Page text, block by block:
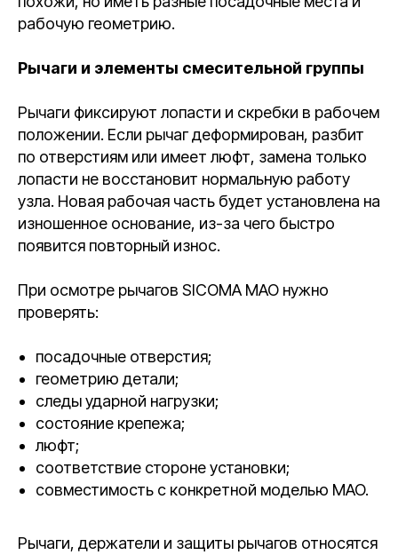
рабочую геометрию.
Рычаги и элементы смесительной группы
Рычаги фиксируют лопасти и скребки в рабочем
положении. Если рычаг деформирован, разбит
по отверстиям или имеет люфт, замена только
лопасти не восстановит нормальную работу
узла. Новая рабочая часть будет установлена на
изношенное основание, из-за чего быстро
появится повторный износ.
При осмотре рычагов SICOMA MAO нужно
проверять:
посадочные отверстия;
геометрию детали;
следы ударной нагрузки;
состояние крепежа;
люфт;
соответствие стороне установки;
совместимость с конкретной моделью MAO.
Рычаги, держатели и защиты рычагов относятся